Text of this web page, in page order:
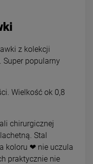
z kolekcji
Super popularny
Wielkość ok 0,8
chirurgicznej
Stal
koloru ❤ nie uczula
praktycznie nie